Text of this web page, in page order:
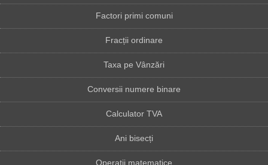
Factori primi comuni
Fracții ordinare
Taxa pe Vânzări
Conversii numere binare
Calculator TVA
Ani bisecți
Operații matematice